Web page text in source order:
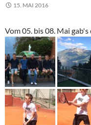
15. MAI 2016
Vom 05. bis 08. Mai